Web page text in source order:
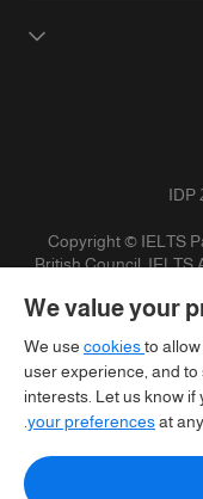
Copyright © IELTS
British Council, IELTS
We value your
We use cookiesto
user experience, and
interests. Let us know if
your preferencesat